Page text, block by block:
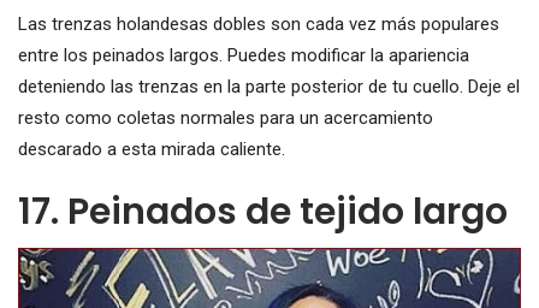
Las trenzas holandesas dobles son cada vez más populares
entre los peinados largos. Puedes modificar la apariencia
deteniendo las trenzas en la parte posterior de tu cuello. Deje el
resto como coletas normales para un acercamiento
descarado a esta mirada caliente.
17. Peinados de tejido largo